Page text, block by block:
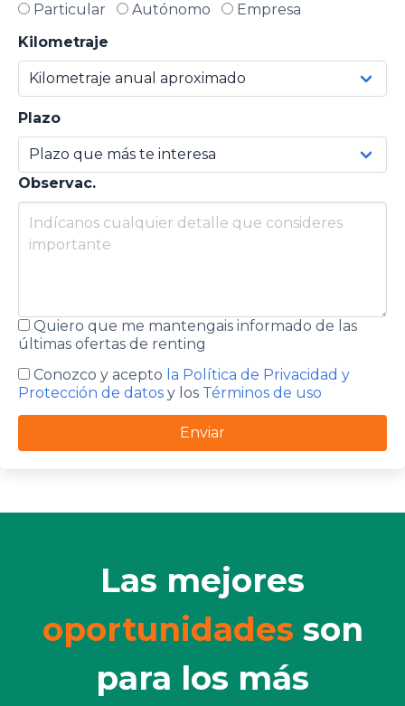
Particular
Autónomo
Empresa
Kilometraje
Plazo
Observac.
Quiero que me mantengais informado de las
últimas ofertas de renting
Conozco y acepto la Política de Privacidad y
Protección de datos y los Términos de uso
Enviar
Las mejores
oportunidades son
para los más